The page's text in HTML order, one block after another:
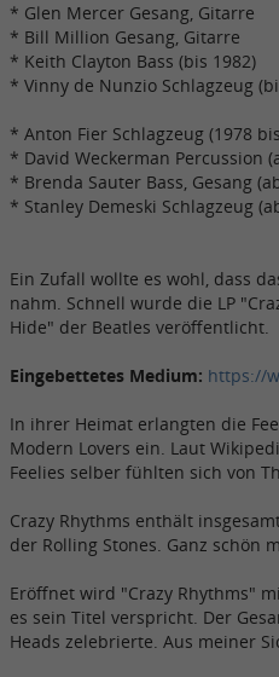
* Glen Mercer Gesang, Gitarre
* Bill Million Gesang, Gitarre
* Keith Clayton Bass (bis 1982)
* Vinny de Nunzio Schlagzeug
* Anton Fier Schlagzeug (1978
* David Weckerman Percussion
* Brenda Sauter Bass, Gesang
* Stanley Demeski Schlagzeug
Ein Zufall wollte es wohl, dass
nahm. Schnell wurde die LP
Hide" der Beatles veröffentlicht.
Eingebettetes Medium: https://
In ihrer Heimat erlangten die
Modern Lovers ein. Laut
Feelies selber fühlten sich von
Crazy Rhythms enthält
der Rolling Stones. Ganz schön
Eröffnet wird "Crazy Rhythms"
es sein Titel verspricht. Der
Heads zelebrierte. Aus meiner